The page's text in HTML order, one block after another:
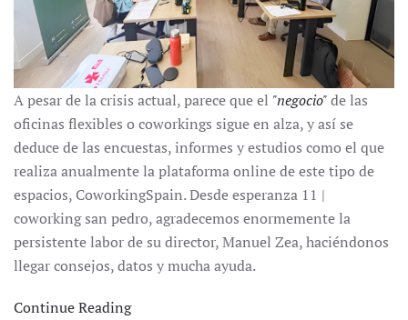
A pesar de la crisis actual, parece que el "negocio"de las
oficinas flexibles o coworkings sigue en alza, y así se
deduce de las encuestas, informes y estudios como el que
realiza anualmente la plataforma online de este tipo de
espacios, CoworkingSpain. Desde esperanza 11 |
coworking san pedro, agradecemos enormemente la
persistente labor de su director, Manuel Zea, haciéndonos
llegar consejos, datos y mucha ayuda.
Continue Reading